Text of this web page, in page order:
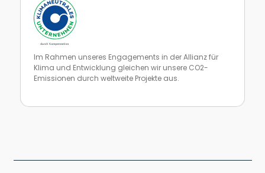
Im Rahmen unseres Engagements in der Allianz für
Klima und Entwicklung gleichen wir unsere CO2-
Emissionen durch weltweite Projekte aus.